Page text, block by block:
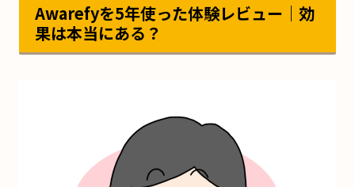
Awarefyを5年使った体験レビュー｜効
果は本当にある？